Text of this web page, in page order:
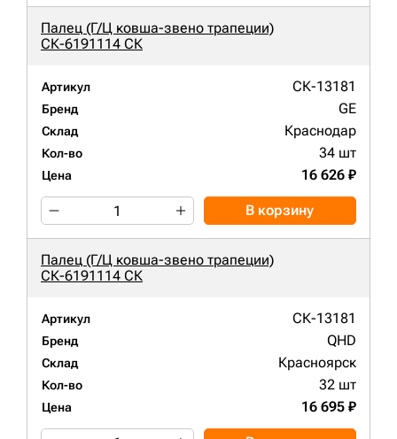
Палец (Г/Ц ковша-звено трапеции)
СК-6191114 СК
Артикул СК-13181
Бренд GE
Склад Краснодар
Кол-во 34 шт
Цена 16 626 ₽
В корзину
Палец (Г/Ц ковша-звено трапеции)
СК-6191114 СК
Артикул СК-13181
Бренд QHD
Склад Красноярск
Кол-во 32 шт
Цена 16 695 ₽